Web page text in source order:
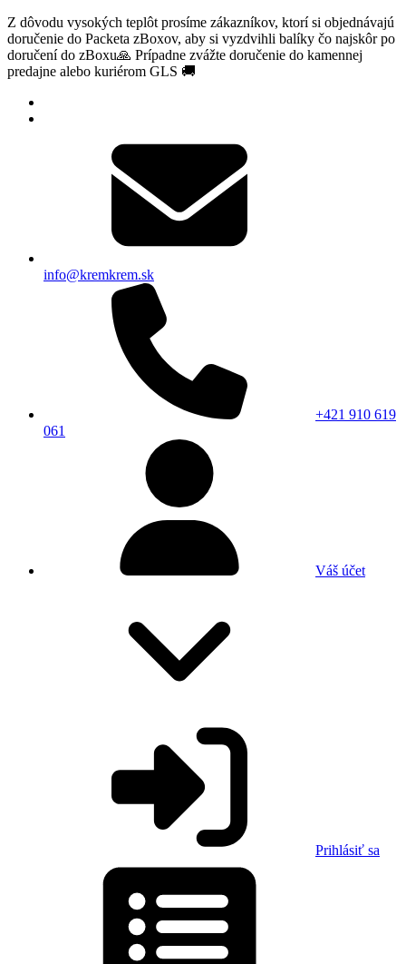
Z dôvodu vysokých teplôt prosíme zákazníkov, ktorí si objednávajú
doručenie do Packeta zBoxov, aby si vyzdvihli balíky čo najskôr po
doručení do zBoxu🙏 Prípadne zvážte doručenie do kamennej
predajne alebo kuriérom GLS 🚚
info@kremkrem.sk
+421 910 619
061
Váš účet
Prihlásiť sa